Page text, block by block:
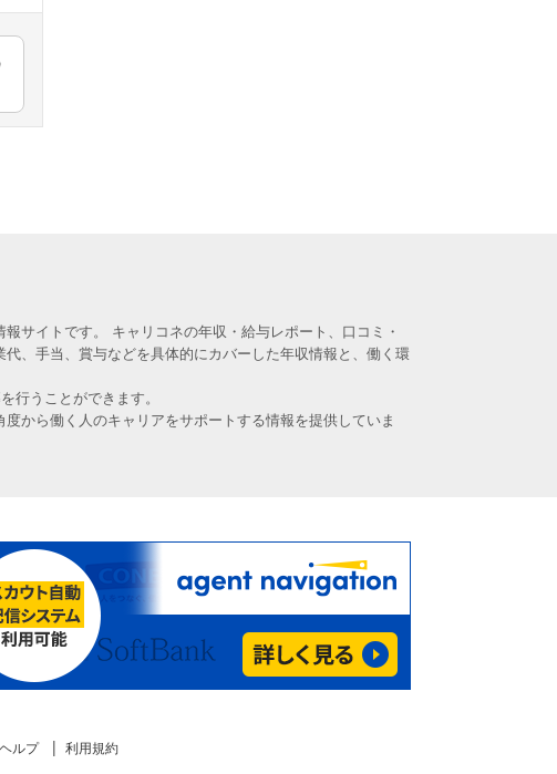
サイトです。 キャリコネの年収・給与レポート、口コミ・
、手当、賞与などを具体的にカバーした年収情報と、働く環
行うことができます。
から働く人のキャリアをサポートする情報を提供していま
ヘルプ
利用規約